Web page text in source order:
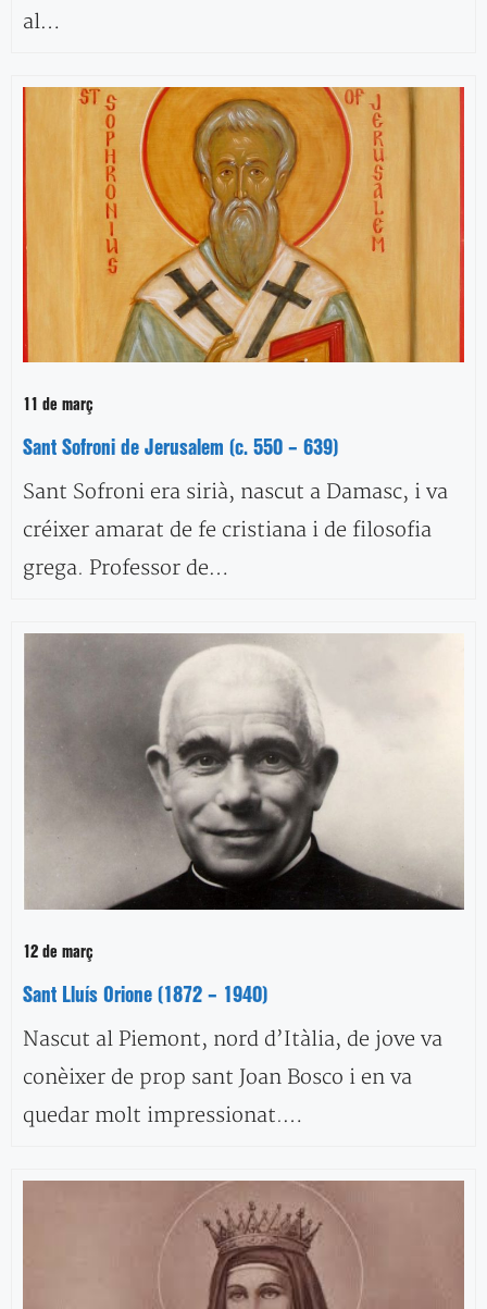
al…
11 de març
Sant Sofroni de Jerusalem (c. 550 – 639)
Sant Sofroni era sirià, nascut a Damasc, i va
créixer amarat de fe cristiana i de filosofia
grega. Professor de…
12 de març
Sant Lluís Orione (1872 – 1940)
Nascut al Piemont, nord d’Itàlia, de jove va
conèixer de prop sant Joan Bosco i en va
quedar molt impressionat.…